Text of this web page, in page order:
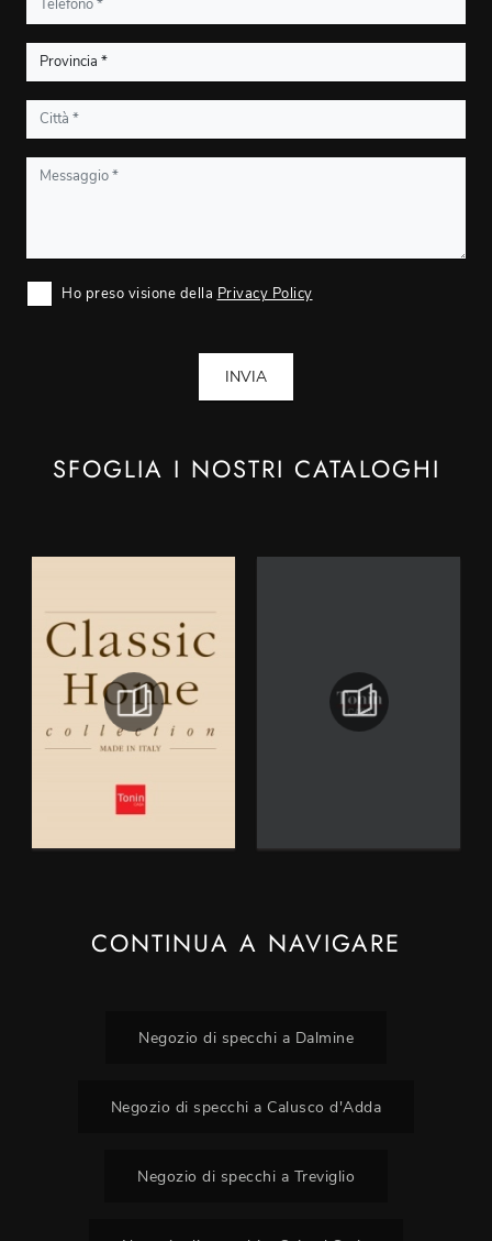
SFOGLIA I NOSTRI CATALOGHI
CONTINUA A NAVIGARE
Negozio di specchi a Dalmine
Negozio di specchi a Calusco d'Adda
Negozio di specchi a Treviglio
Ho preso visione della Privacy Policy
INVIA